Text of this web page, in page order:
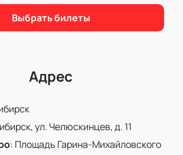
Выбрать билеты
Адрес
ул. Челюскинцев, д. 11
: Площадь Гарина-Михайловского